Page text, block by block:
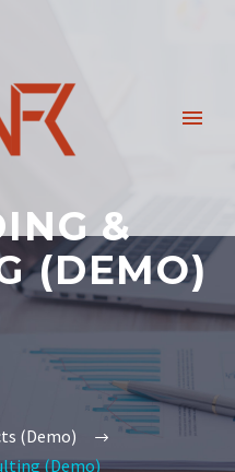
&
(DEMO)
(Demo)
(Demo)